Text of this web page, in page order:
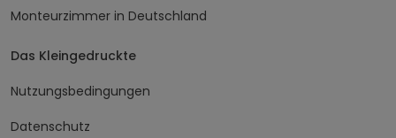
Monteurzimmer in Deutschland
Das Kleingedruckte
Nutzungsbedingungen
Datenschutz